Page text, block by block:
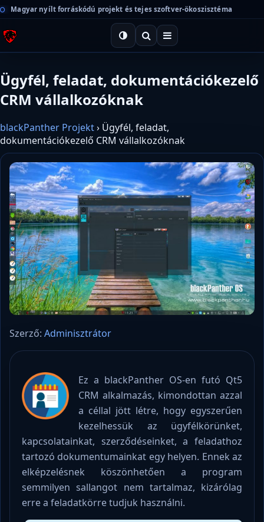
Magyar nyílt forráskódú projekt és tejes szoftver-ökoszisztéma
Ügyfél, feladat, dokumentációkezelő
CRM vállalkozóknak
blackPanther Projekt› Ügyfél, feladat,
dokumentációkezelő CRM vállalkozóknak
Szerző: Adminisztrátor
Ez a blackPanther OS-en futó Qt5
CRM alkalmazás, kimondottan azzal
a céllal jött létre, hogy egyszerűen
kezelhessük az ügyfélkörünket,
kapcsolatainkat, szerződéseinket, a feladathoz
tartozó dokumentumainkat egy helyen. Ennek az
elképzelésnek köszönhetően a program
semmilyen sallangot nem tartalmaz, kizárólag
erre a feladatkörre tudjuk használni.